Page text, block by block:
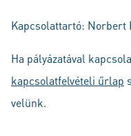
Kapcsolattartó: Norbert
Ha pályázatával
kapcsolatfelvételi űrlap
velünk.